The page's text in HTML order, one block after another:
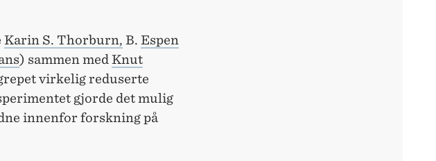
Karin S. Thorburn, B. Espen
) sammen med Knut
virkelig reduserte
gjorde det mulig
innenfor forskning på